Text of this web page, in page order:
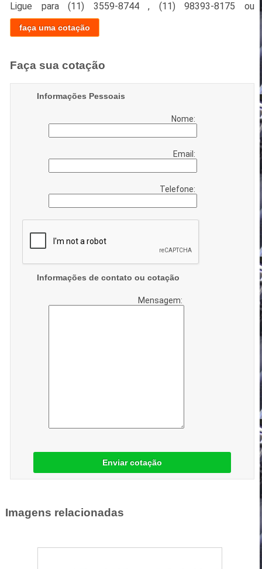
Ligue para(11) 3559-8744 , (11) 98393-8175 ou
faça uma cotação
Faça sua cotação
Informações Pessoais
Nome:
Email:
Telefone:
Informações de contato ou cotação
Mensagem:
Enviar cotação
Imagens relacionadas